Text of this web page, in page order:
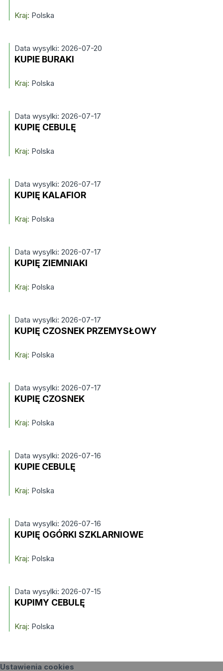
Kraj: Polska
Data wysylki: 2026-07-20
KUPIE BURAKI
Kraj: Polska
Data wysylki: 2026-07-17
KUPIĘ CEBULĘ
Kraj: Polska
Data wysylki: 2026-07-17
KUPIĘ KALAFIOR
Kraj: Polska
Data wysylki: 2026-07-17
KUPIĘ ZIEMNIAKI
Kraj: Polska
Data wysylki: 2026-07-17
KUPIĘ CZOSNEK PRZEMYSŁOWY
Kraj: Polska
Data wysylki: 2026-07-17
KUPIĘ CZOSNEK
Kraj: Polska
Data wysylki: 2026-07-16
KUPIE CEBULĘ
Kraj: Polska
Data wysylki: 2026-07-16
KUPIĘ OGÓRKI SZKLARNIOWE
Kraj: Polska
Data wysylki: 2026-07-15
KUPIMY CEBULĘ
Kraj: Polska
Ustawienia cookies